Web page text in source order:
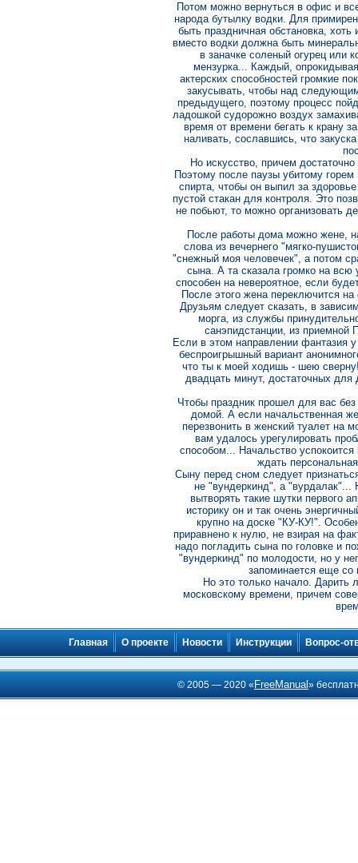
Потом можно вернуться в офис и
народа бутылку водки. Для
быть праздничная обстановка,
вместо водки должна быть
в заначке соленый огурец или
мензурка... Каждый,
актерских способностей громкие
закусывать, чтобы над
предыдущего, поэтому процесс
ладошкой судорожно воздух
время от времени бегать к крану
наливать, сославшись, что
Но искусство, причем
Поэтому после паузы убитому
спирта, чтобы он выпил за
пустой стакан для контроля. Это
не побьют, то можно организовать
После работы дома можно жене,
слова из вечернего "мягко-
"снежный моя человечек", а потом
сына. А та сказала громко на всю
способен на невероятное, если
После этого жена переключится
Друзьям следует сказать, в
морга, из службы
санэпидстанции, из
Если в этом направлении фантазия
беспроигрышный вариант
что ты к моей ходишь - шею
двадцать минут, достаточных для
Чтобы праздник прошел для вас
домой. А если начальственная
перезвонить в женский туалет на
вам удалось урегулировать
способом... Начальство
ждать
Сыну перед сном следует
не "вундеркинд", а "вурдалак"...
вытворять такие шутки первого
историку он и так очень
крупно на доске "КУ-КУ!".
приравнено к нулю, не взирая на
надо погладить сына по головке и
"вундеркинд" по молодости, но у
запоминается еще
Но это только начало.
московскому времени, причем
Главная О проекте Новости Инструкции Вопрос-
© 2005 — 2020 « FreeManual»